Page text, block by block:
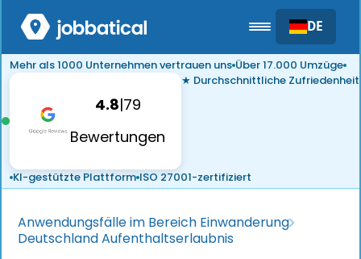
DE
Mehr als 1000 Unternehmen vertrauen uns Über 17.000 Umzüge
4.8|79
Bewertungen
★ Durchschnittliche Zufriedenheit
KI-gestützte Plattform ISO 27001-zertifiziert
Anwendungsfälle im Bereich Einwanderung
Deutschland Aufenthaltserlaubnis